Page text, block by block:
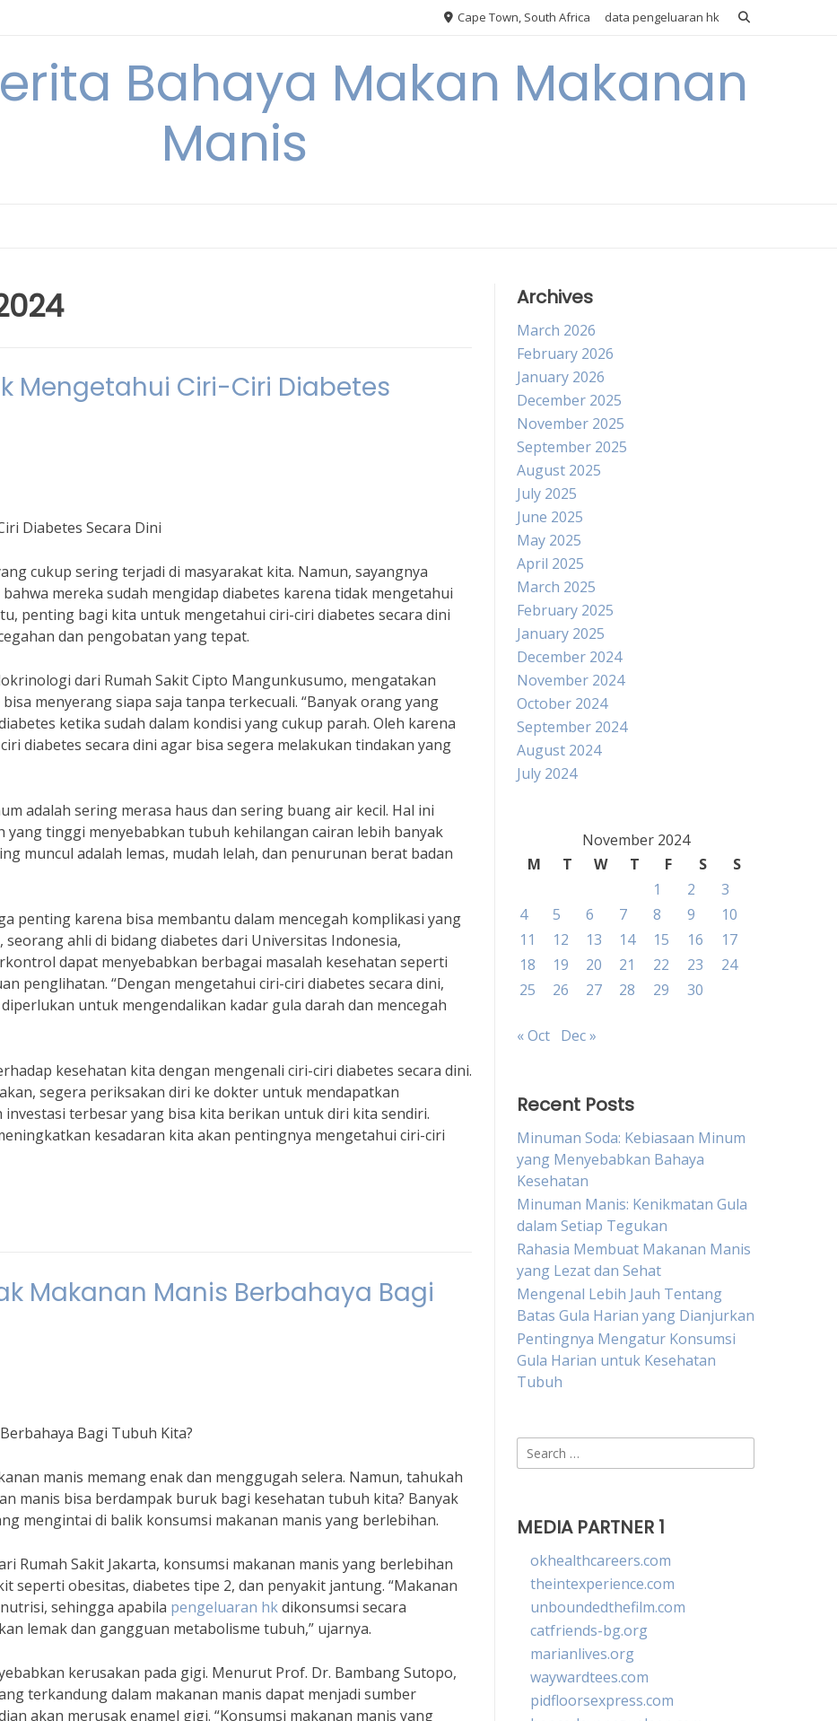
Cape Town, South Africa data pengeluaran hk
Bahaya Makan Makanan
Manis
Mengetahui Ciri-Ciri Diabetes
Diabetes Secara Dini
cukup sering terjadi di masyarakat kita. Namun, sayangnya
mereka sudah mengidap diabetes karena tidak mengetahui
penting bagi kita untuk mengetahui ciri-ciri diabetes secara dini
dan pengobatan yang tepat.
dari Rumah Sakit Cipto Mangunkusumo, mengatakan
menyerang siapa saja tanpa terkecuali. “Banyak orang yang
ketika sudah dalam kondisi yang cukup parah. Oleh karena
diabetes secara dini agar bisa segera melakukan tindakan yang
adalah sering merasa haus dan sering buang air kecil. Hal ini
yang tinggi menyebabkan tubuh kehilangan cairan lebih banyak
muncul adalah lemas, mudah lelah, dan penurunan berat badan
penting karena bisa membantu dalam mencegah komplikasi yang
ahli di bidang diabetes dari Universitas Indonesia,
dapat menyebabkan berbagai masalah kesehatan seperti
penglihatan. “Dengan mengetahui ciri-ciri diabetes secara dini,
untuk mengendalikan kadar gula darah dan mencegah
kesehatan kita dengan mengenali ciri-ciri diabetes secara dini.
segera periksakan diri ke dokter untuk mendapatkan
terbesar yang bisa kita berikan untuk diri kita sendiri.
kesadaran kita akan pentingnya mengetahui ciri-ciri
Makanan Manis Berbahaya Bagi
Bagi Tubuh Kita?
manis memang enak dan menggugah selera. Namun, tahukah
manis bisa berdampak buruk bagi kesehatan tubuh kita? Banyak
mengintai di balik konsumsi makanan manis yang berlebihan.
Rumah Sakit Jakarta, konsumsi makanan manis yang berlebihan
seperti obesitas, diabetes tipe 2, dan penyakit jantung. “Makanan
sehingga apabila pengeluaran hkdikonsumsi secara
lemak dan gangguan metabolisme tubuh,” ujarnya.
kerusakan pada gigi. Menurut Prof. Dr. Bambang Sutopo,
terkandung dalam makanan manis dapat menjadi sumber
akan merusak enamel gigi. “Konsumsi makanan manis yang
Archives
March 2026
February 2026
January 2026
December 2025
November 2025
September 2025
August 2025
July 2025
June 2025
May 2025
April 2025
March 2025
February 2025
January 2025
December 2024
November 2024
October 2024
September 2024
August 2024
July 2024
November 2024
M
T W T F S
S
1
2
3
4
5 6 7 8 9
10
11
12 13 14 15 16
17
18
19 20 21 22 23
24
25
26 27 28 29 30
« Oct Dec »
Recent Posts
Minuman Soda: Kebiasaan Minum
yang Menyebabkan Bahaya
Kesehatan
Minuman Manis: Kenikmatan Gula
dalam Setiap Tegukan
Rahasia Membuat Makanan Manis
yang Lezat dan Sehat
Mengenal Lebih Jauh Tentang
Batas Gula Harian yang Dianjurkan
Pentingnya Mengatur Konsumsi
Gula Harian untuk Kesehatan
Tubuh
Search
for:
MEDIA PARTNER 1
okhealthcareers.com
theintexperience.com
unboundedthefilm.com
catfriends-bg.org
marianlives.org
waywardtees.com
pidfloorsexpress.com